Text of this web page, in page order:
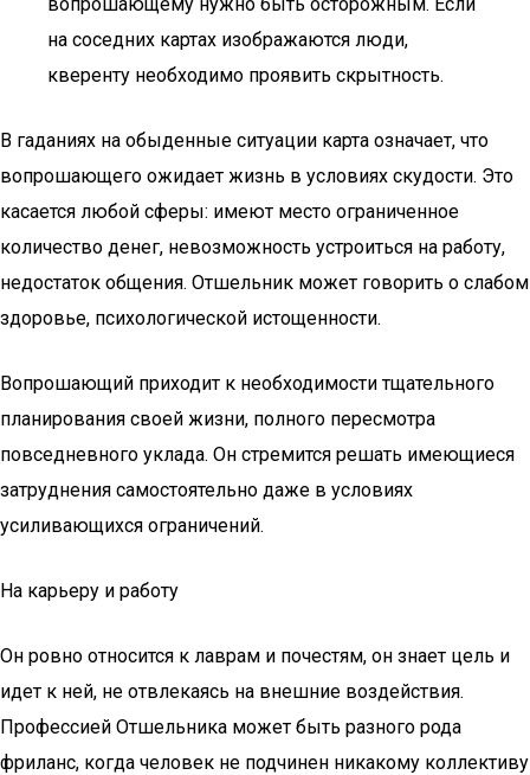
на соседних картах изображаются люди,
кверенту необходимо проявить скрытность.
В гаданиях на обыденные ситуации карта означает, что
вопрошающего ожидает жизнь в условиях скудости. Это
касается любой сферы: имеют место ограниченное
количество денег, невозможность устроиться на работу,
недостаток общения. Отшельник может говорить о слабом
здоровье, психологической истощенности.
Вопрошающий приходит к необходимости тщательного
планирования своей жизни, полного пересмотра
повседневного уклада. Он стремится решать имеющиеся
затруднения самостоятельно даже в условиях
усиливающихся ограничений.
На карьеру и работу
Он ровно относится к лаврам и почестям, он знает цель и
идет к ней, не отвлекаясь на внешние воздействия.
Профессией Отшельника может быть разного рода
фриланс, когда человек не подчинен никакому коллективу